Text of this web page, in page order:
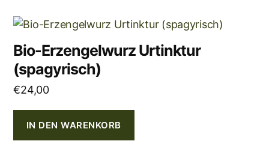
Bio-Erzengelwurz Urtinktur
(spagyrisch)
€24,00
IN DEN WARENKORB